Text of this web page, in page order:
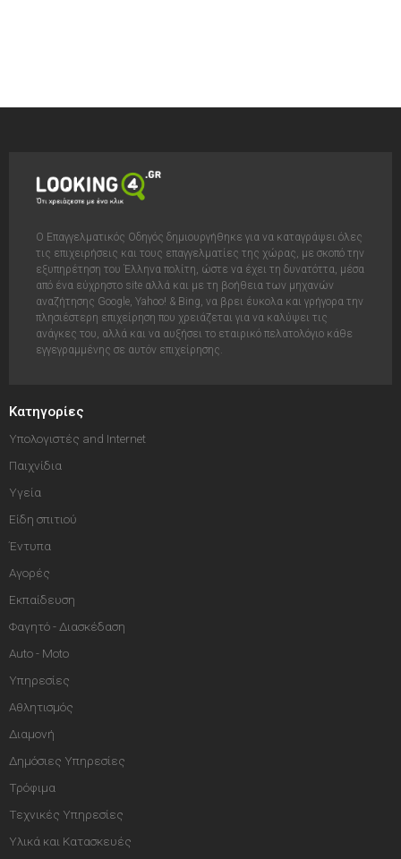
Ο Επαγγελματικός Οδηγός δημιουργήθηκε για να καταγράψει όλες
τις επιχειρήσεις και τους επαγγελματίες της χώρας, με σκοπό την
εξυπηρέτηση του Έλληνα πολίτη, ώστε να έχει τη δυνατόττα, μέσα
από ένα εύχρηστο site αλλά και με τη βοήθεια των μηχανών
αναζήτησης Google, Yahoo! & Bing, να βρει έυκολα και γρήγορα την
πλησιέστερη επιχείρηση που χρειάζεται για να καλύψει τις
ανάγκες του, αλλά και να αυξήσει το εταιρικό πελατολόγιο κάθε
εγγεγραμμένης σε αυτόν επιχείρησης.
Κατηγορίες
Υπολογιστές and Internet
Παιχνίδια
Υγεία
Είδη σπιτιού
Έντυπα
Αγορές
Εκπαίδευση
Φαγητό - Διασκέδαση
Auto - Moto
Υπηρεσίες
Αθλητισμός
Διαμονή
Δημόσιες Υπηρεσίες
Τρόφιμα
Τεχνικές Υπηρεσίες
Υλικά και Κατασκευές